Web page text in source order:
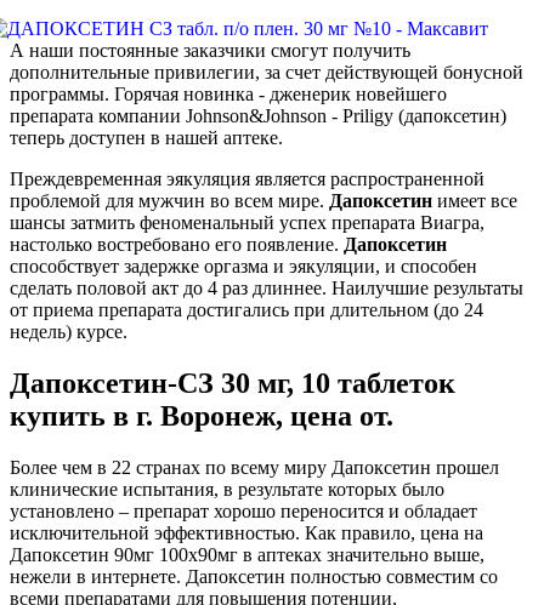
А наши постоянные заказчики смогут получить
дополнительные привилегии, за счет действующей бонусной
программы. Горячая новинка - дженерик новейшего
препарата компании Johnson&Johnson - Priligy (дапоксетин)
теперь доступен в нашей аптеке.
Преждевременная эякуляция является распространенной
проблемой для мужчин во всем мире. Дапоксетин имеет все
шансы затмить феноменальный успех препарата Виагра,
настолько востребовано его появление. Дапоксетин
способствует задержке оргазма и эякуляции, и способен
сделать половой акт до 4 раз длиннее. Наилучшие результаты
от приема препарата достигались при длительном (до 24
недель) курсе.
Дапоксетин-СЗ 30 мг, 10 таблеток
купить в г. Воронеж, цена от.
Более чем в 22 странах по всему миру Дапоксетин прошел
клинические испытания, в результате которых было
установлено – препарат хорошо переносится и обладает
исключительной эффективностью. Как правило, цена на
Дапоксетин 90мг 100x90мг в аптеках значительно выше,
нежели в интернете. Дапоксетин полностью совместим со
всеми препаратами для повышения потенции,